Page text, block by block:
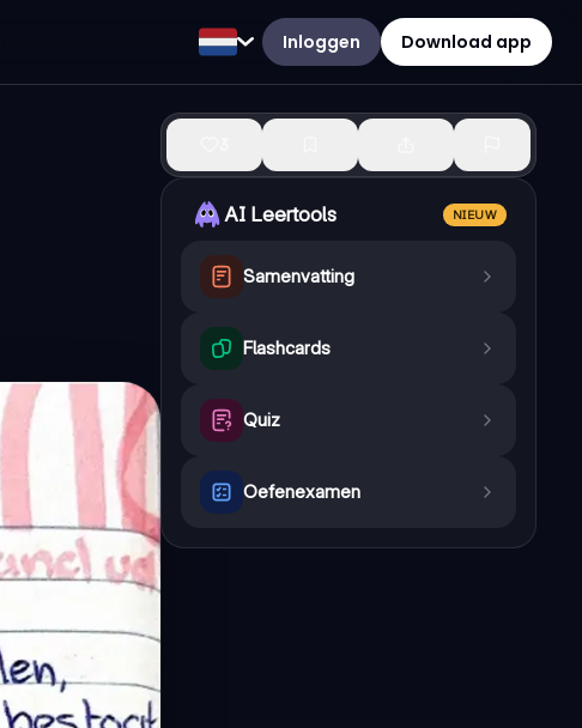
Inloggen Download app
AI Leertools NIEUW
Samenvatting
Flashcards
Quiz
Oefenexamen